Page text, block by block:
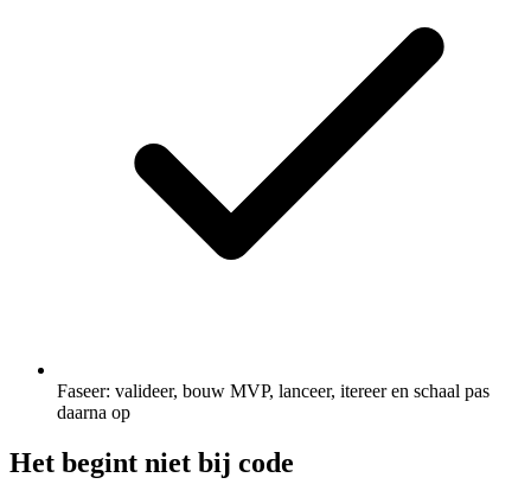
Faseer: valideer, bouw MVP, lanceer, itereer en schaal pas
daarna op
Het begint niet bij code